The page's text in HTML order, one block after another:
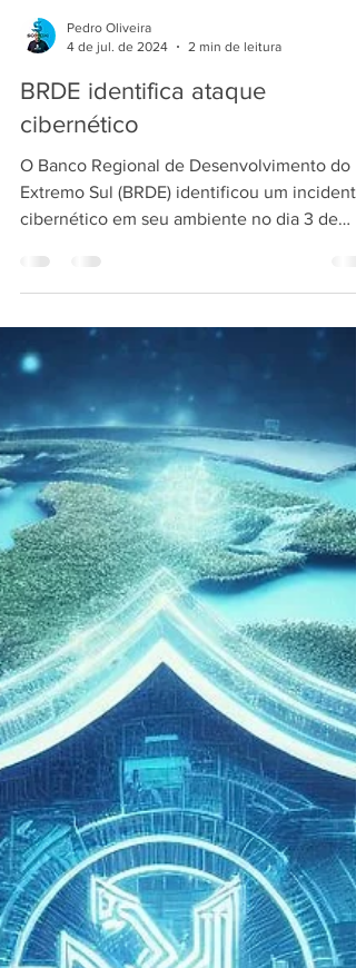
Pedro Oliveira
4 de jul. de 2024
BRDE identifica ataque
cibernético
O Banco Regional de Desenvolvimento do
julho de 2024....